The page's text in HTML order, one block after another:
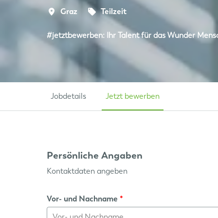
Graz Teilzeit
#jetztbewerben: Ihr Talent für das Wunder
Jobdetails Jetzt bewerben
Persönliche Angaben
Kontaktdaten angeben
Vor- und Nachname *